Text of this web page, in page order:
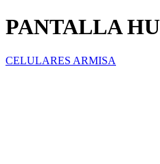
PANTALLA
CELULARES ARMISA